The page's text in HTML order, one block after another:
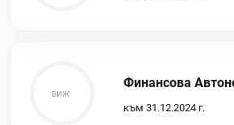
Финансова
към 31.12.2024 г.